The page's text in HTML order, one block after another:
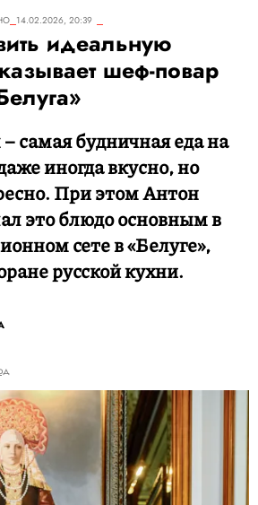
14.02.2026, 20:39
идеальную
шеф-повар
самая будничная еда на
иногда вкусно, но
При этом Антон
это блюдо основным в
сете в «Белуге»,
русской кухни.